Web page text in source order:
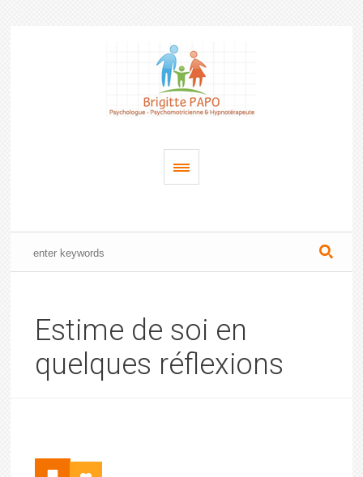
Estime de soi en
quelques réflexions